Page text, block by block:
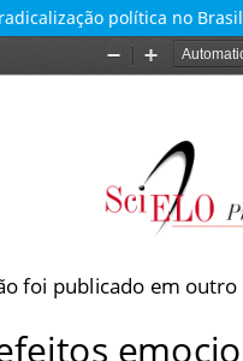
política no Brasil